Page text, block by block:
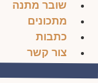
שובר מתנה
מתכונים
כתבות
צור קשר